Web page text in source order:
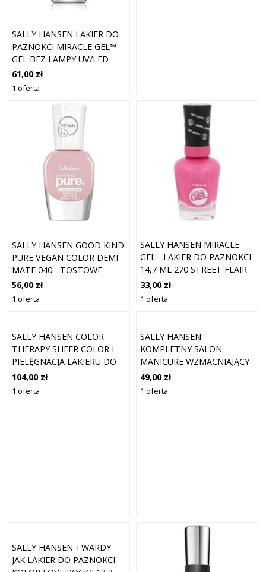
SALLY HANSEN LAKIER DO
PAZNOKCI MIRACLE GEL™
GEL BEZ LAMPY UV/LED
KOLOR 444 ZDEJMIJ JEJ
CZERWIEŃ! 14,7 ML
61,00 zł
1 oferta
SALLY HANSEN GOOD KIND
PURE VEGAN COLOR DEMI
MATE 040 - TOSTOWE
TOFFI 10 ML
56,00 zł
1 oferta
SALLY HANSEN MIRACLE
GEL - LAKIER DO PAZNOKCI
14,7 ML 270 STREET FLAIR
33,00 zł
1 oferta
SALLY HANSEN COLOR
THERAPY SHEER COLOR I
PIELĘGNACJA LAKIERU DO
PAZNOKCI 205-PINK
KSIĘŻYC 14,7ML
104,00 zł
1 oferta
SALLY HANSEN
KOMPLETNY SALON
MANICURE WZMACNIAJĄCY
LAKIER DO PAZNOKCI
KOLOR 411 WINO NIE 14,7
49,00 zł
1 oferta
SALLY HANSEN TWARDY
JAK LAKIER DO PAZNOKCI